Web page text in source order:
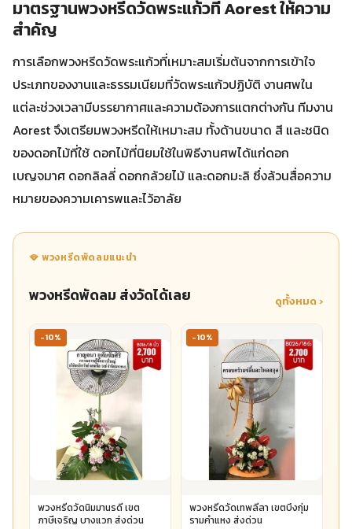
มาตรฐานพวงหรีดวัดพระแก้วที่ Aorest ให้ความ
สำคัญ
การเลือกพวงหรีดวัดพระแก้วที่เหมาะสมเริ่มต้นจากการเข้าใจ
ประเภทของงานและธรรมเนียมที่วัดพระแก้วปฏิบัติ งานศพใน
แต่ละช่วงเวลามีบรรยากาศและความต้องการแตกต่างกัน ทีมงาน
Aorest จึงเตรียมพวงหรีดให้เหมาะสม ทั้งด้านขนาด สี และชนิด
ของดอกไม้ที่ใช้ ดอกไม้ที่นิยมใช้ในพิธีงานศพได้แก่ดอก
เบญจมาศ ดอกลิลลี่ ดอกกล้วยไม้ และดอกมะลิ ซึ่งล้วนสื่อความ
หมายของความเคารพและไว้อาลัย
🪭 พวงหรีดพัดลมแนะนำ
พวงหรีดพัดลม ส่งวัดได้เลย ดูทั้งหมด ›
-10%
พวงหรีดวัดนิมมานรดี เขต
ภาษีเจริญ บางแวก ส่งด่วน
-10%
พวงหรีดวัดเทพลีลา เขตบึงกุ่ม
รามคำแหง ส่งด่วน